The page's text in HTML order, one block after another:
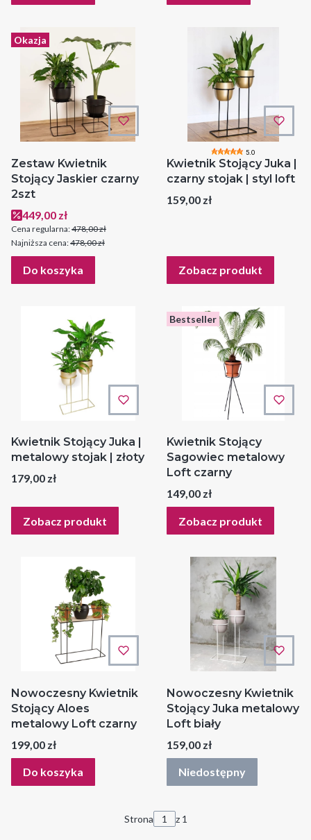
Okazja
Zestaw Kwietnik
Stojący Jaskier czarny
2szt
Cena promocyjna
449,00 zł
Cena regularna:478,00 zł
Najniższa cena:478,00 zł
Do koszyka
5.0
Kwietnik Stojący Juka |
czarny stojak | styl loft
Cena
159,00 zł
Zobacz produkt
Kwietnik Stojący Juka |
metalowy stojak | złoty
Cena
179,00 zł
Zobacz produkt
Bestseller
Kwietnik Stojący
Sagowiec metalowy
Loft czarny
Cena
149,00 zł
Zobacz produkt
Nowoczesny Kwietnik
Stojący Aloes
metalowy Loft czarny
Cena
199,00 zł
Do koszyka
Nowoczesny Kwietnik
Stojący Juka metalowy
Loft biały
Cena
159,00 zł
Niedostępny
Strona z 1